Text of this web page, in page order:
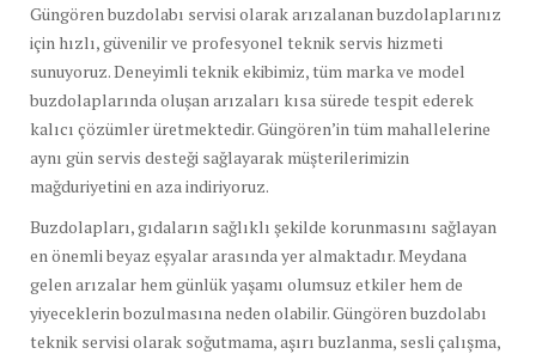
Güngören buzdolabı servisi olarak arızalanan buzdolaplarınız
için hızlı, güvenilir ve profesyonel teknik servis hizmeti
sunuyoruz. Deneyimli teknik ekibimiz, tüm marka ve model
buzdolaplarında oluşan arızaları kısa sürede tespit ederek
kalıcı çözümler üretmektedir. Güngören’in tüm mahallelerine
aynı gün servis desteği sağlayarak müşterilerimizin
mağduriyetini en aza indiriyoruz.
Buzdolapları, gıdaların sağlıklı şekilde korunmasını sağlayan
en önemli beyaz eşyalar arasında yer almaktadır. Meydana
gelen arızalar hem günlük yaşamı olumsuz etkiler hem de
yiyeceklerin bozulmasına neden olabilir. Güngören buzdolabı
teknik servisi olarak soğutmama, aşırı buzlanma, sesli çalışma,